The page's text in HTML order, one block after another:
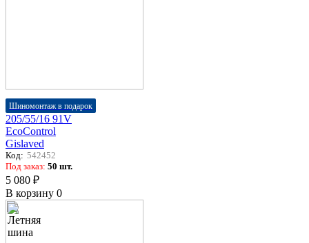
Шиномонтаж в подарок
205/55/16 91V
EcoControl
Gislaved
Код: 542452
Под заказ: 50 шт.
5 080 ₽
В корзину 0